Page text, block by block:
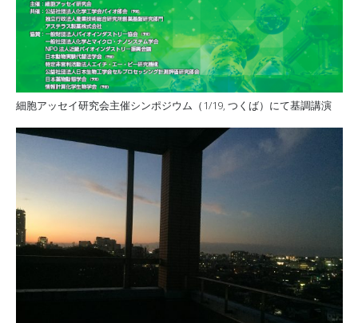
細胞アッセイ研究会主催シンポジウム（1/19, つくば）にて基調講演